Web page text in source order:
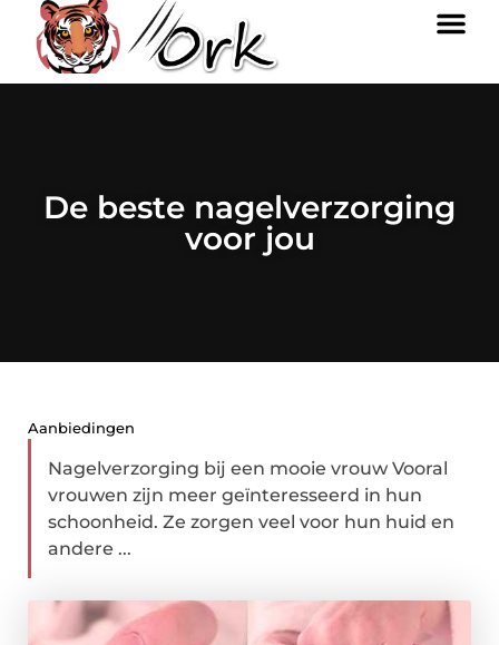
De beste nagelverzorging
voor jou
Aanbiedingen
Nagelverzorging bij een mooie vrouw Vooral
vrouwen zijn meer geïnteresseerd in hun
schoonheid. Ze zorgen veel voor hun huid en
andere ...